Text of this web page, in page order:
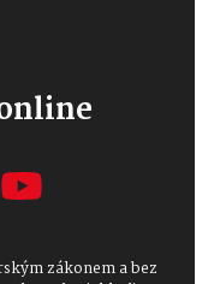
zákonem a bez